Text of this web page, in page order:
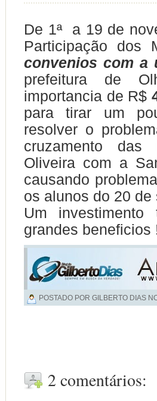
De 1ª a 19 de
Participação dos
convenios com a
prefeitura de
importancia de R$
para tirar um
resolver o
cruzamento
Oliveira com a
causando
os alunos do 20
Um
grandes beneficios
POSTADO POR GILBERTO DIAS
2 comentários: